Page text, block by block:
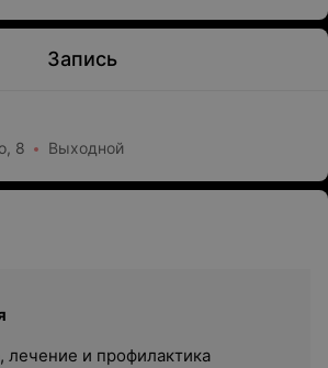
Запись
8 Выходной
лечение и профилактика